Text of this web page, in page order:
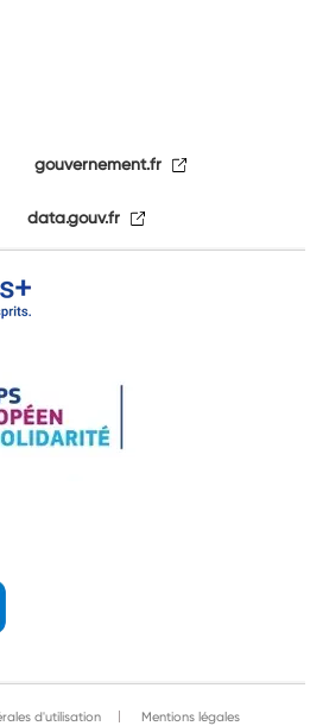
gouvernement.fr
data.gouv.fr
d'utilisation Mentions légales